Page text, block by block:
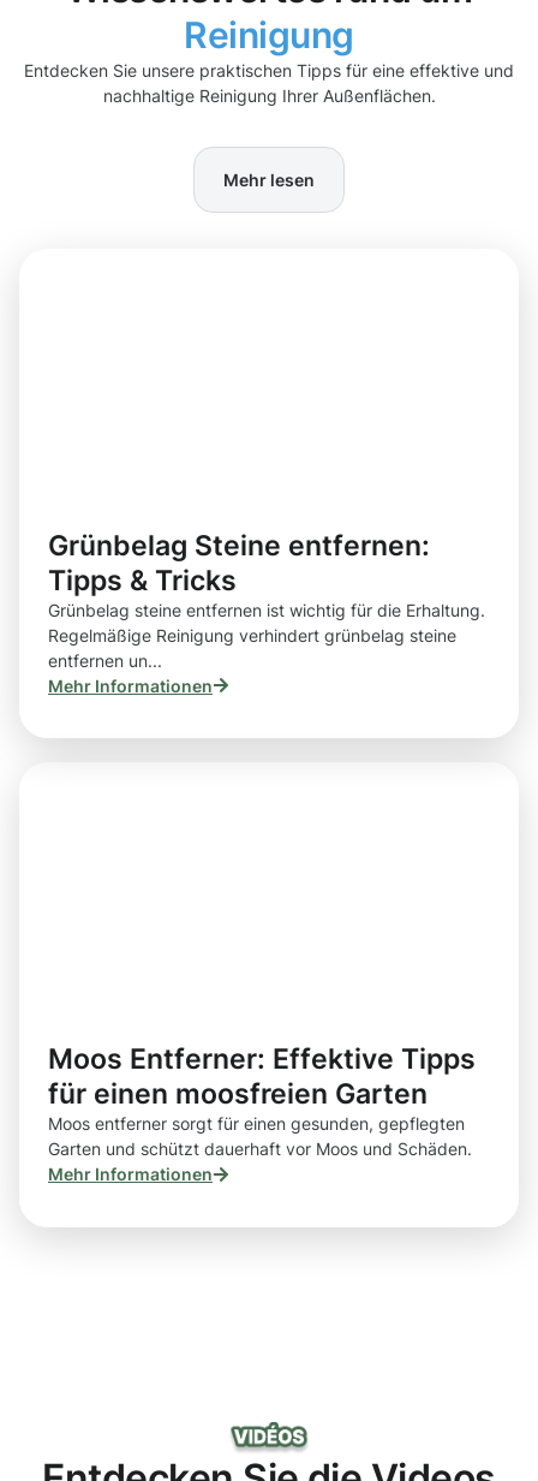
Reinigung
Entdecken Sie unsere praktischen Tipps für eine effektive und
nachhaltige Reinigung Ihrer Außenflächen.
Mehr lesen
Grünbelag Steine entfernen:
Tipps & Tricks
Grünbelag steine entfernen ist wichtig für die Erhaltung.
Regelmäßige Reinigung verhindert grünbelag steine
entfernen un...
Mehr Informationen
Moos Entferner: Effektive Tipps
für einen moosfreien Garten
Moos entferner sorgt für einen gesunden, gepflegten
Garten und schützt dauerhaft vor Moos und Schäden.
Mehr Informationen